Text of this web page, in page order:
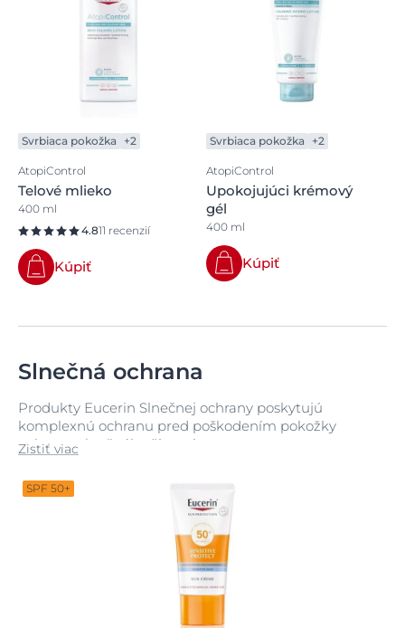
Svrbiaca pokožka +2
AtopiControl
Telové mlieko
400 ml
4.811 recenzií
Kúpiť
Svrbiaca pokožka +2
AtopiControl
Upokojujúci krémový
gél
400 ml
Kúpiť
Slnečná ochrana
Produkty Eucerin Slnečnej ochrany poskytujú
komplexnú ochranu pred poškodením pokožky
vplyvom slnečného žiarenia.
Zistiť viac
SPF 50+